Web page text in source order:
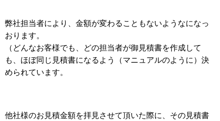
弊社担当者により、金額が変わることもないようなになっ
おります。
（どんなお客様でも、どの担当者が御見積書を作成して
も、ほぼ同じ見積書になるよう（マニュアルのように）決
められています。
他社様のお見積金額を拝見させて頂いた際に、その見積書